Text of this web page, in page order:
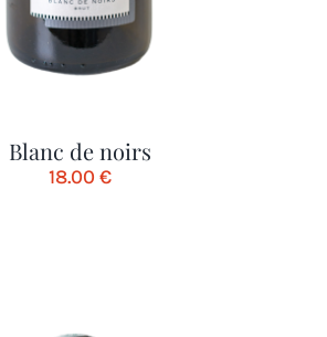
Blanc de noirs
18.00 €